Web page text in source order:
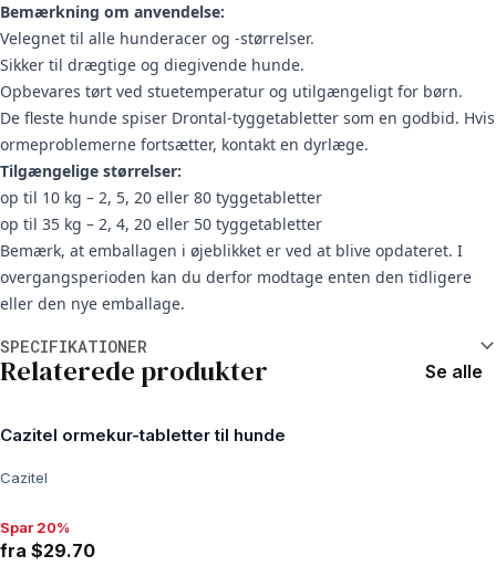
Bemærkning om anvendelse:
Velegnet til alle hunderacer og -størrelser.
Sikker til drægtige og diegivende hunde.
Opbevares tørt ved stuetemperatur og utilgængeligt for børn.
De fleste hunde spiser Drontal-tyggetabletter som en godbid. Hvis
ormeproblemerne fortsætter, kontakt en dyrlæge.
Tilgængelige størrelser:
op til 10 kg – 2, 5, 20 eller 80 tyggetabletter
op til 35 kg – 2, 4, 20 eller 50 tyggetabletter
Bemærk, at emballagen i øjeblikket er ved at blive opdateret. I
overgangsperioden kan du derfor modtage enten den tidligere
eller den nye emballage.
SPECIFIKATIONER
Relaterede produkter Se alle
Cazitel ormekur-tabletter til hunde
Cazitel
Spar 20%, fra $29.70
Spar 20%
fra $29.70